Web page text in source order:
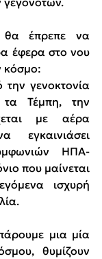
θα έπρεπε να
έφερα στο νου
κόσμο:
γενοκτονία
τα Τέμπη, την
με αέρα
εγκαινιάσει
ΗΠΑ-
που μαίνεται
ισχυρή
μια μία
θυμίζουν